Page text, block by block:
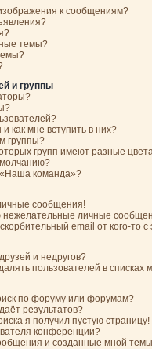
к сообщениям?
темы?
и группы
как мне вступить в них?
группы?
групп имеют разные
команда»?
сообщения!
нежелательные личные
email от кого-то
и недругов?
пользователей в списках
по форуму или форумам?
результатов?
я получил пустую страницу!
конференции?
и созданные мной